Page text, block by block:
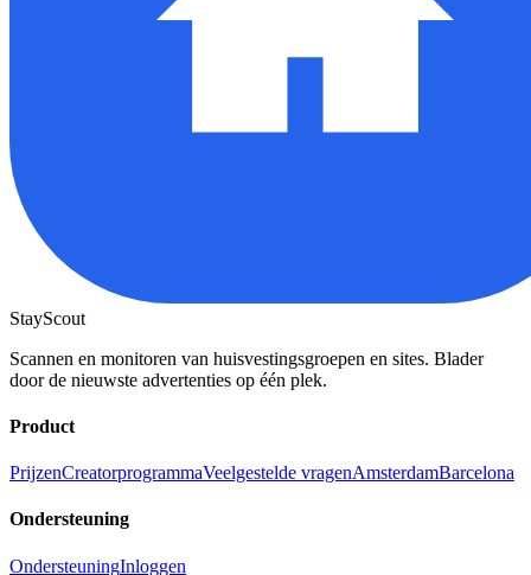
StayScout
Scannen en monitoren van huisvestingsgroepen en sites. Blader
door de nieuwste advertenties op één plek.
Product
PrijzenCreatorprogrammaVeelgestelde vragenAmsterdamBarcelona
Ondersteuning
OndersteuningInloggen